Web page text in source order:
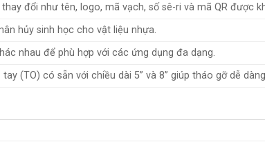
đổi như tên, logo, mã vạch, số sê-ri và mã QR được
hủy sinh học cho vật liệu nhựa.
nhau để phù hợp với các ứng dụng đa dạng.
(TO) có sẵn với chiều dài 5” và 8” giúp tháo gỡ dễ